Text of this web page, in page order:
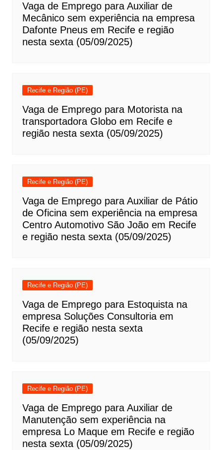
Vaga de Emprego para Auxiliar de
Mecânico sem experiência na empresa
Dafonte Pneus em Recife e região
nesta sexta (05/09/2025)
Recife e Região (PE)
Vaga de Emprego para Motorista na
transportadora Globo em Recife e
região nesta sexta (05/09/2025)
Recife e Região (PE)
Vaga de Emprego para Auxiliar de Pátio
de Oficina sem experiência na empresa
Centro Automotivo São João em Recife
e região nesta sexta (05/09/2025)
Recife e Região (PE)
Vaga de Emprego para Estoquista na
empresa Soluções Consultoria em
Recife e região nesta sexta
(05/09/2025)
Recife e Região (PE)
Vaga de Emprego para Auxiliar de
Manutenção sem experiência na
empresa Lo Maque em Recife e região
nesta sexta (05/09/2025)